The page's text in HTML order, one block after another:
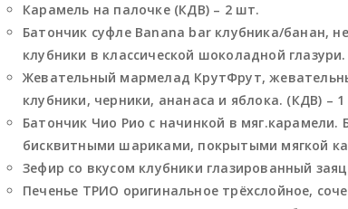
Карамель на палочке (КДВ) – 2 шт.
Батончик суфле Banana bar клубника/банан,
клубники в классической шоколадной
Жевательный мармелад КрутФрут,
клубники, черники, ананаса и яблока. (КДВ) –
Батончик Чио Рио с начинкой в
бисквитными шариками, покрытыми мягкой
Зефир со вкусом клубники глазированный
Печенье ТРИО оригинальное трёхслойное,